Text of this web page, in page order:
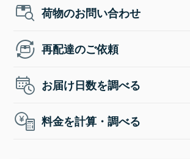
荷物のお問い合わせ
再配達のご依頼
お届け日数を調べる
料金を計算・調べる